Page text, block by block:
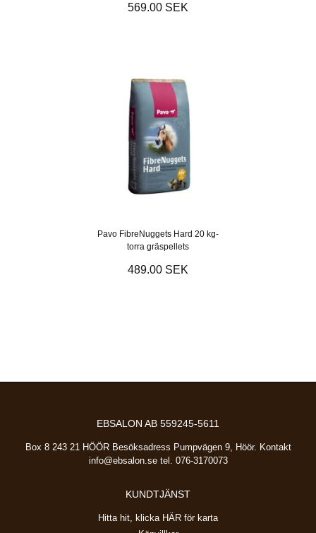
569.00 SEK
Pavo FibreNuggets Hard 20 kg-
torra gräspellets
489.00 SEK
EBSALON AB 559245-5611
Box 8 243 21 HÖÖR Besöksadress Pumpvägen 9, Höör. Kontakt
info@ebsalon.setel. 076-3170073
KUNDTJÄNST
Hitta hit, klicka HÄR för karta